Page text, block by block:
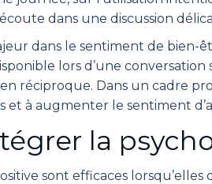
dans une discussion
dans le sentiment de bien-
lors d’une
réciproque. Dans un cadre
et à augmenter le sentiment
la
sont efficaces